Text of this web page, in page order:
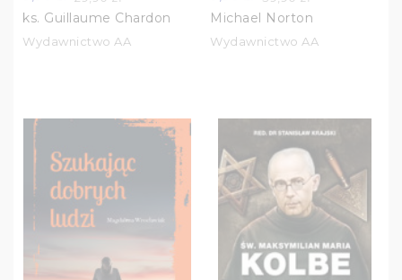
ks. Guillaume Chardon
Wydawnictwo AA
Michael Norton
Wydawnictwo AA